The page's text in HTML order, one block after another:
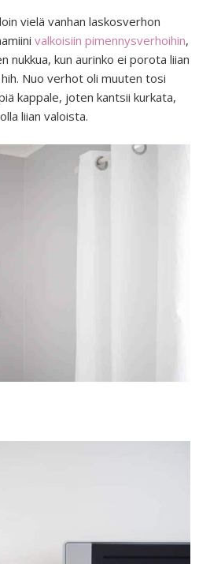
vielä vanhan laskosverhon
valkoisiin pimennysverhoihin,
nukkua, kun aurinko ei porota liian
Nuo verhot oli muuten tosi
kappale, joten kantsii kurkata,
liian valoista.